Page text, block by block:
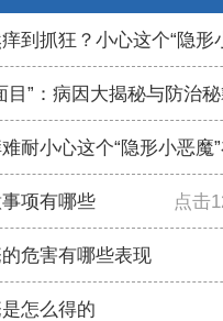
到抓狂？小心这个“隐形
目”：病因大揭秘与防治
耐小心这个“隐形小恶魔
项有哪些 点击
危害有哪些表现
怎么得的